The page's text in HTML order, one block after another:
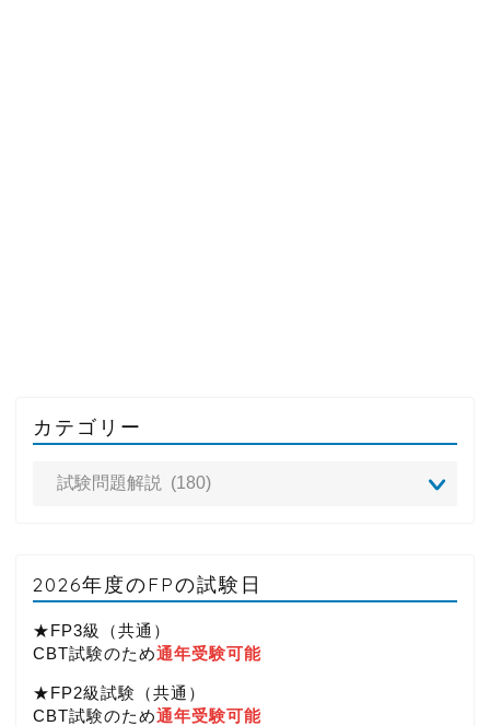
カテゴリー
2026年度のFPの試験日
★FP3級（共通）
CBT試験のため通年受験可能
★FP2級試験（共通）
CBT試験のため通年受験可能